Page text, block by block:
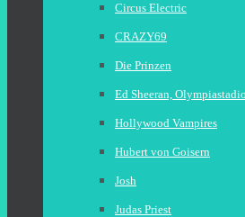
Circus Electric
CRAZY69
Die Prinzen
Ed Sheeran,
Hollywood Vampires
Hubert von Goisern
Josh
Judas Priest